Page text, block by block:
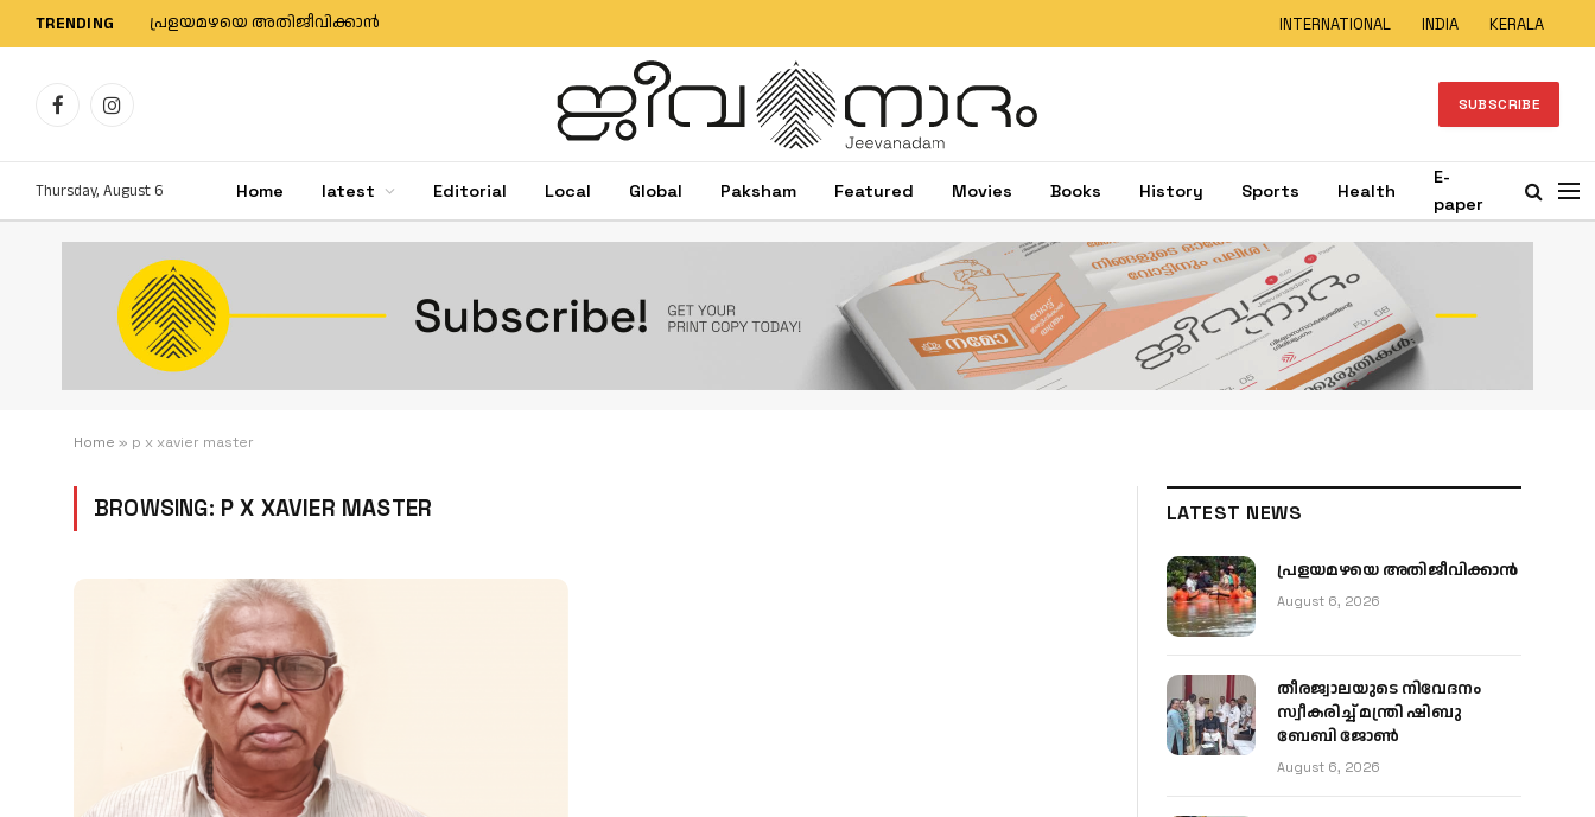
TRENDING പ്രളയമഴയെ അതിജീവിക്കാന്‍ INTERNATIONAL INDIA KERALA
FacebookInstagram SUBSCRIBE
Thursday, August 6 Home latest Editorial Local Global Paksham Featured Movies Books History Sports Health
E-
paper
Home » p x xavier master
BROWSING: P X XAVIER MASTER LATEST NEWS
പ്രളയമഴയെ അതിജീവിക്കാന്‍
August 6, 2026
തീരജ്വാലയുടെ നിവേദനം
സ്വീകരിച്ച് മന്ത്രി ഷിബു
ബേബി ജോൺ
August 6, 2026